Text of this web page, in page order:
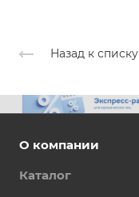
Назад к списку
О компании
Каталог